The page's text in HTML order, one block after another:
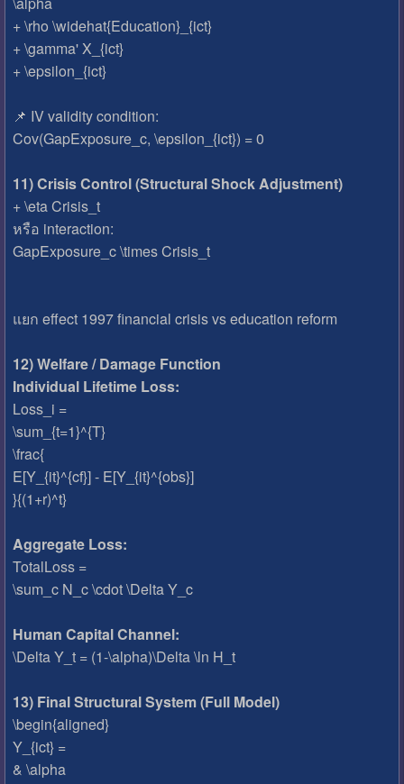
+ \rho \widehat{Education}_{ict}
+ \gamma' X_{ict}
+ \epsilon_{ict}
📌 IV validity condition:
Cov(GapExposure_c, \epsilon_{ict}) = 0
11) Crisis Control (Structural Shock Adjustment)
+ \eta Crisis_t
หรือ interaction:
GapExposure_c \times Crisis_t
แยก effect 1997 financial crisis vs education reform
12) Welfare / Damage Function
Individual Lifetime Loss:
Loss_i =
\sum_{t=1}^{T}
\frac{
E[Y_{it}^{cf}] - E[Y_{it}^{obs}]
}{(1+r)^t}
Aggregate Loss:
TotalLoss =
\sum_c N_c \cdot \Delta Y_c
Human Capital Channel:
\Delta Y_t = (1-\alpha)\Delta \ln H_t
13) Final Structural System (Full Model)
\begin{aligned}
Y_{ict} =
& \alpha